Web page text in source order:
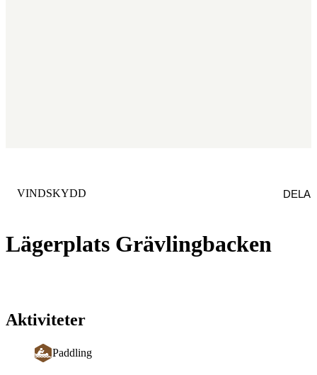
Lägerplats Grävlingbacken
KATEGORI:
VINDSKYDD DELA
Aktiviteter
Paddling